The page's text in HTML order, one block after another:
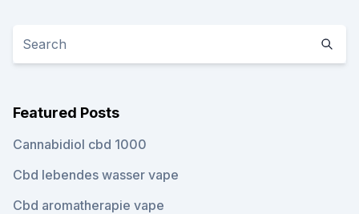
Featured Posts
Cannabidiol cbd 1000
Cbd lebendes wasser vape
Cbd aromatherapie vape